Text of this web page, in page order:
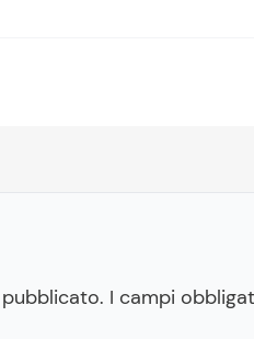
I campi